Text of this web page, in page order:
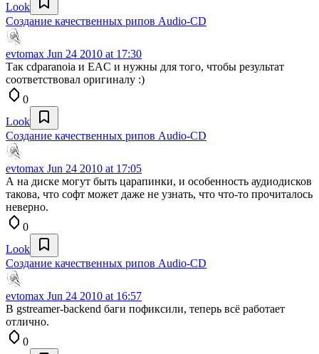
Look
Создание качественных рипов Audio-CD
evtomax Jun 24 2010 at 17:30
Так cdparanoia и EAC и нужны для того, чтобы результат
соответствовал оригиналу :)
0
Look
Создание качественных рипов Audio-CD
evtomax Jun 24 2010 at 17:05
А на диске могут быть царапинки, и особенность аудиодисков
такова, что софт может даже не узнать, что что-то прочиталось
неверно.
0
Look
Создание качественных рипов Audio-CD
evtomax Jun 24 2010 at 16:57
В gstreamer-backend баги пофиксили, теперь всё работает
отлично.
0